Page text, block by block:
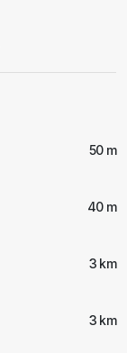
50 m
40 m
3 km
3 km